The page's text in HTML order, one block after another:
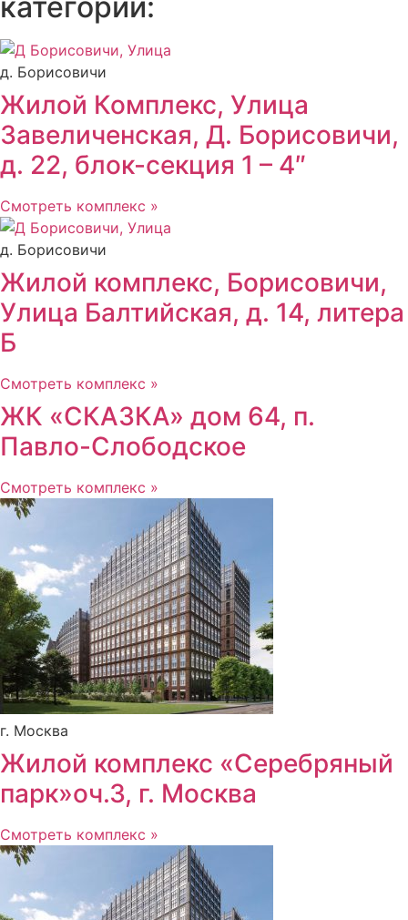
д. Борисовичи
Жилой Комплекс, Улица
Завеличенская, Д. Борисовичи,
д. 22, блок-секция 1 – 4″
Смотреть комплекс »
д. Борисовичи
Жилой комплекс, Борисовичи,
Улица Балтийская, д. 14, литера
Б
Смотреть комплекс »
ЖК «СКАЗКА» дом 64, п.
Павло-Слободское
Смотреть комплекс »
г. Москва
Жилой комплекс «Серебряный
парк»оч.3, г. Москва
Смотреть комплекс »